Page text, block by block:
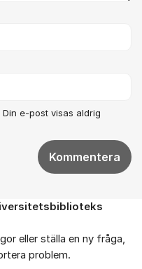
e-post visas aldrig
Kommentera
eller ställa en ny fråga,
problem.